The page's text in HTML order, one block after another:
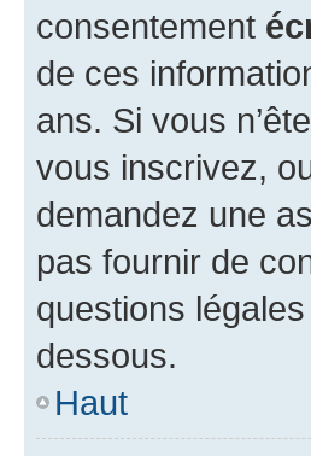
consentement
de ces
ans. Si vous
vous inscrivez,
demandez une
pas fournir de
questions
dessous.
Haut